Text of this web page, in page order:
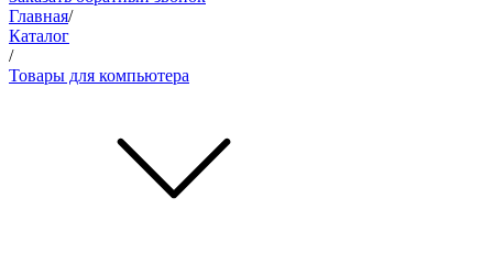
Главная/
Каталог
/
Товары для компьютера